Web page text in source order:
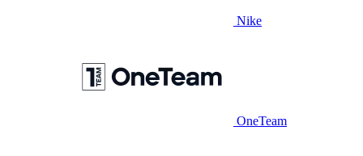
Nike
OneTeam